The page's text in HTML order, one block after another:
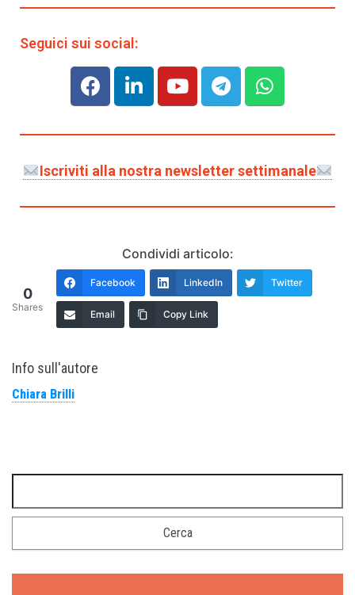
Seguici sui social:
Iscriviti alla nostra newsletter settimanale
Condividi articolo:
0
Shares
Facebook LinkedIn Twitter
Email Copy Link
Info sull'autore
Chiara Brilli